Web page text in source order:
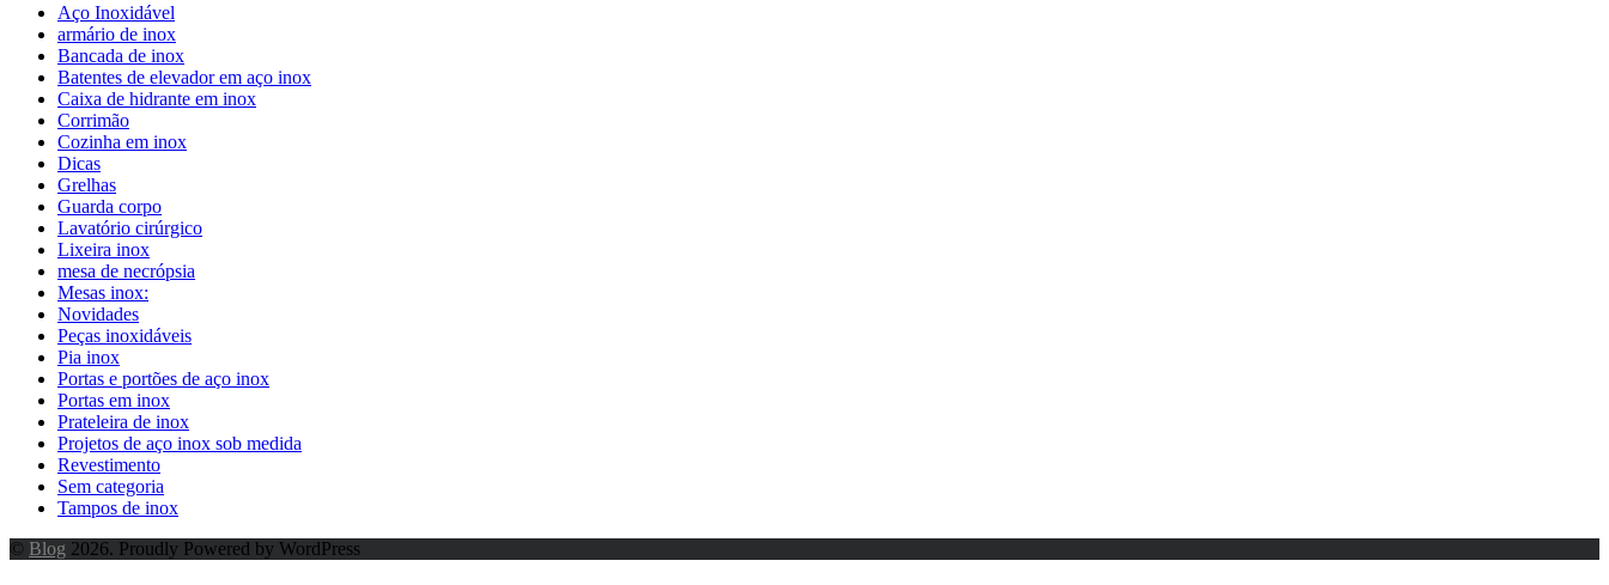
Aço Inoxidável
armário de inox
Bancada de inox
Batentes de elevador em aço inox
Caixa de hidrante em inox
Corrimão
Cozinha em inox
Dicas
Grelhas
Guarda corpo
Lavatório cirúrgico
Lixeira inox
mesa de necrópsia
Mesas inox:
Novidades
Peças inoxidáveis
Pia inox
Portas e portões de aço inox
Portas em inox
Prateleira de inox
Projetos de aço inox sob medida
Revestimento
Sem categoria
Tampos de inox
© Blog 2026. Proudly Powered by WordPress